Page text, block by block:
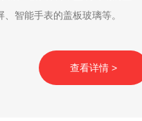
智能手表的盖板玻璃等。
查看详情 >